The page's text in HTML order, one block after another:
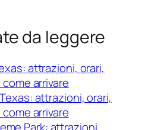
da leggere
attrazioni, orari,
arrivare
attrazioni, orari,
arrivare
Park: attrazioni,